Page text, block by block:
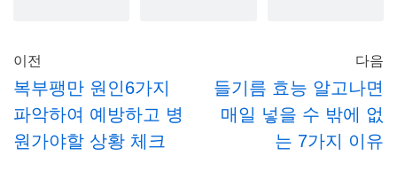
이전
복부팽만 원인6가지
파악하여 예방하고 병
원가야할 상황 체크
다음
들기름 효능 알고나면
매일 넣을 수 밖에 없
는 7가지 이유